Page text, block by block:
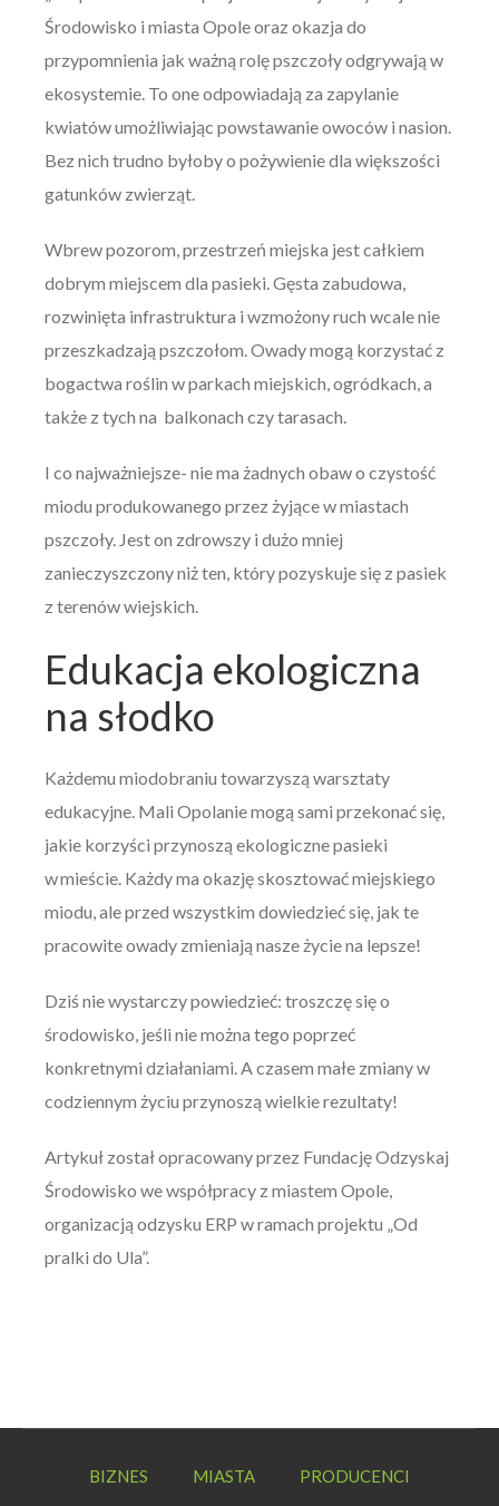
Środowisko i miasta Opole oraz okazja do
przypomnienia jak ważną rolę pszczoły odgrywają w
ekosystemie. To one odpowiadają za zapylanie
kwiatów umożliwiając powstawanie owoców i nasion.
Bez nich trudno byłoby o pożywienie dla większości
gatunków zwierząt.
Wbrew pozorom, przestrzeń miejska jest całkiem
dobrym miejscem dla pasieki. Gęsta zabudowa,
rozwinięta infrastruktura i wzmożony ruch wcale nie
przeszkadzają pszczołom. Owady mogą korzystać z
bogactwa roślin w parkach miejskich, ogródkach, a
także z tych na balkonach czy tarasach.
I co najważniejsze- nie ma żadnych obaw o czystość
miodu produkowanego przez żyjące w miastach
pszczoły. Jest on zdrowszy i dużo mniej
zanieczyszczony niż ten, który pozyskuje się z pasiek
z terenów wiejskich.
Edukacja ekologiczna
na słodko
Każdemu miodobraniu towarzyszą warsztaty
edukacyjne. Mali Opolanie mogą sami przekonać się,
jakie korzyści przynoszą ekologiczne pasieki
w mieście. Każdy ma okazję skosztować miejskiego
miodu, ale przed wszystkim dowiedzieć się, jak te
pracowite owady zmieniają nasze życie na lepsze!
Dziś nie wystarczy powiedzieć: troszczę się o
środowisko, jeśli nie można tego poprzeć
konkretnymi działaniami. A czasem małe zmiany w
codziennym życiu przynoszą wielkie rezultaty!
Artykuł został opracowany przez Fundację Odzyskaj
Środowisko we współpracy z miastem Opole,
organizacją odzysku ERP w ramach projektu „Od
pralki do Ula”.
BIZNES MIASTA PRODUCENCI